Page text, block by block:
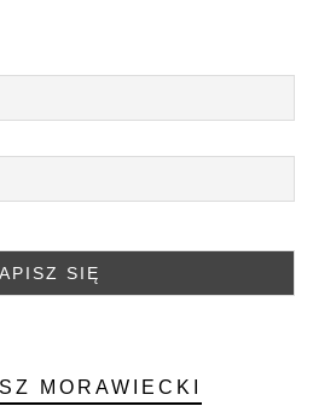
MORAWIECKI